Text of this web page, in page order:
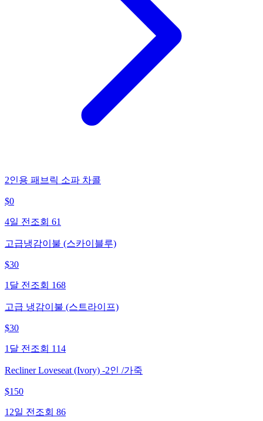
2인용 패브릭 소파 차콜
$0
4일 전 조회 61
고급냉감이불 (스카이블루)
$30
1달 전 조회 168
고급 냉감이불 (스트라이프)
$30
1달 전 조회 114
Recliner Loveseat (Ivory) -2인 /가죽
$150
12일 전 조회 86